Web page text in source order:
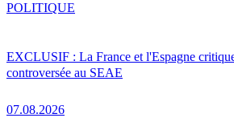
EXCLUSIF : La France et l'Espagne
controversée au SEAE
07.08.2026
POLITIQUE